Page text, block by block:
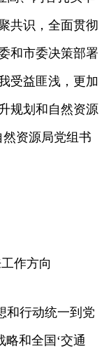
共识，全面贯彻
和市委决策部署
受益匪浅，更加
规划和自然资源
资源局党组书
作方向
行动统一到党
略和全国‘交通